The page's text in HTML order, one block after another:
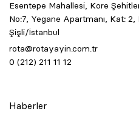
Esentepe Mahallesi, Kore
No:7, Yegane Apartmanı, Kat: 2,
Şişli/İstanbul
rota@rotayayin.com.tr
0 (212) 211 11 12
Haberler